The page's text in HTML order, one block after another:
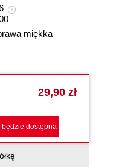
miękka
29,90 zł
będzie dostępna